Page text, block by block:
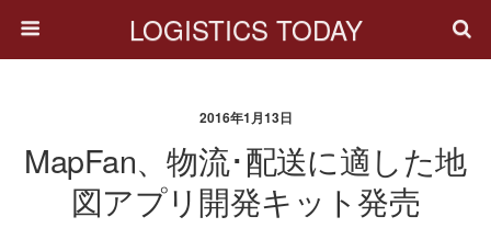
LOGISTICS TODAY
2016年1月13日
MapFan、物流･配送に適した地
図アプリ開発キット発売